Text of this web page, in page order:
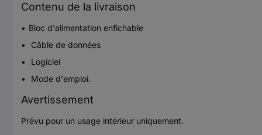
Contenu de la livraison
Bloc d'alimentation enfichable
Câble de données
Logiciel
Mode d'emploi.
Avertissement
Prévu pour un usage intérieur uniquement.